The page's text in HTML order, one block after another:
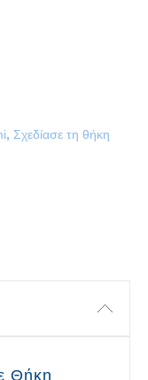
, Σχεδίασε τη θήκη
Θήκη